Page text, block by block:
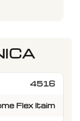
4516
Flex Itaim